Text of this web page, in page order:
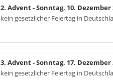
2. Advent- Sonntag, 10. Dezember
kein gesetzlicher Feiertag in
3. Advent- Sonntag, 17. Dezember
kein gesetzlicher Feiertag in